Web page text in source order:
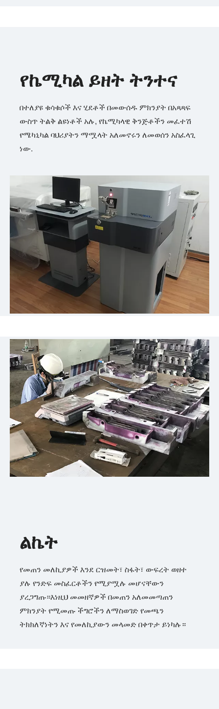
የኬሚካል ይዘት ትንተና
በተለያዩ ቁሳቁሶች እና ሂደቶች በመውሰዱ ምክንያት በአጻጻፍ
ውስጥ ትልቅ ልዩነቶች አሉ, የኬሚካላዊ ቅንጅቶችን መፈተሽ
የሜካኒካል ባህሪያትን ማሟላት አለመኖሩን ለመወሰን አስፈላጊ
ነው.
ልኬት
የመጠን መለኪያዎች እንደ ርዝመት፣ ስፋት፣ ውፍረት ወዘተ
ያሉ የንድፍ መስፈርቶችን የሚያሟሉ መሆናቸውን
ያረጋግጡ።እነዚህ መመዘኛዎች በመጠን አለመመጣጠን
ምክንያት የሚመጡ ችግሮችን ለማስወገድ የመጫን
ትክክለኛነትን እና የመለኪያውን መላመድ በቀጥታ ይነካሉ።